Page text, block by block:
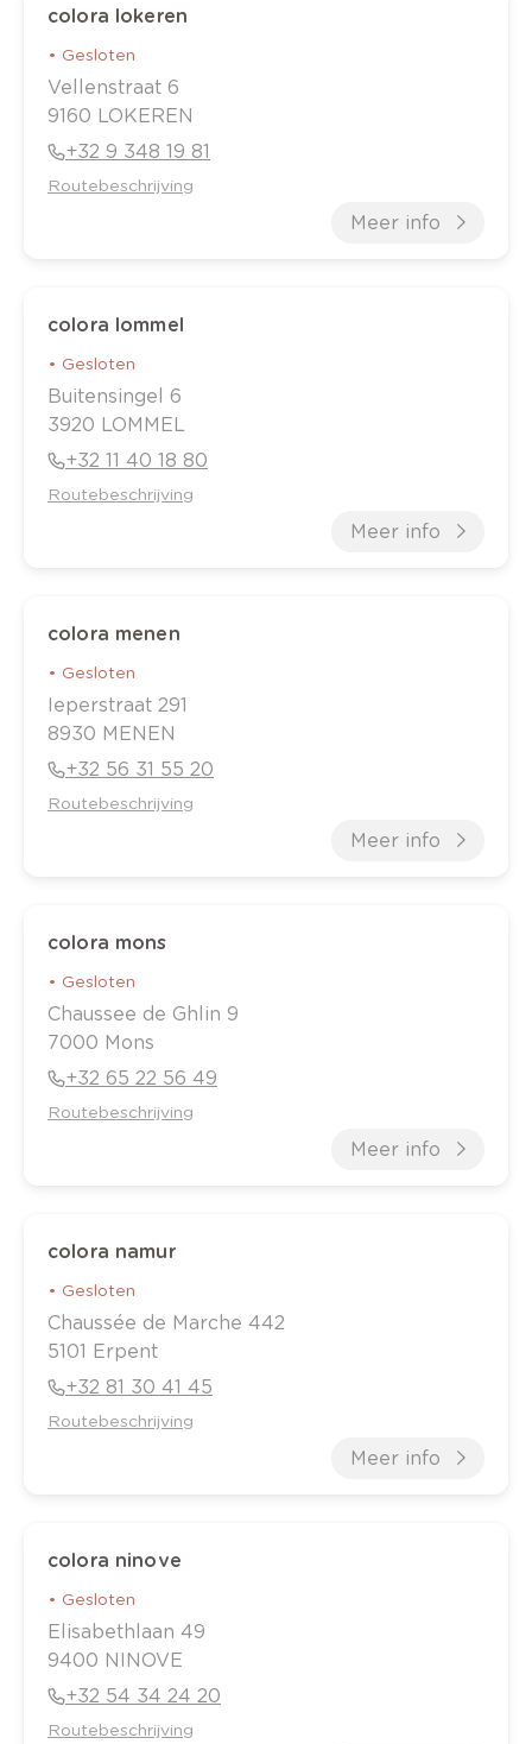
colora lokeren
• Gesloten
Vellenstraat 6
9160 LOKEREN
+32 9 348 19 81
Routebeschrijving
Meer info
colora lommel
• Gesloten
Buitensingel
6
3920 LOMMEL
+32 11 40 18 80
Routebeschrijving
Meer info
colora menen
• Gesloten
Ieperstraat 291
8930 MENEN
+32 56 31 55 20
Routebeschrijving
Meer info
colora mons
• Gesloten
Chaussee de Ghlin 9
7000 Mons
+32 65 22 56 49
Routebeschrijving
Meer info
colora namur
• Gesloten
Chaussée de Marche 442
5101 Erpent
+32 81 30 41 45
Routebeschrijving
Meer info
colora ninove
• Gesloten
Elisabethlaan 49
9400 NINOVE
+32 54 34 24 20
Routebeschrijving